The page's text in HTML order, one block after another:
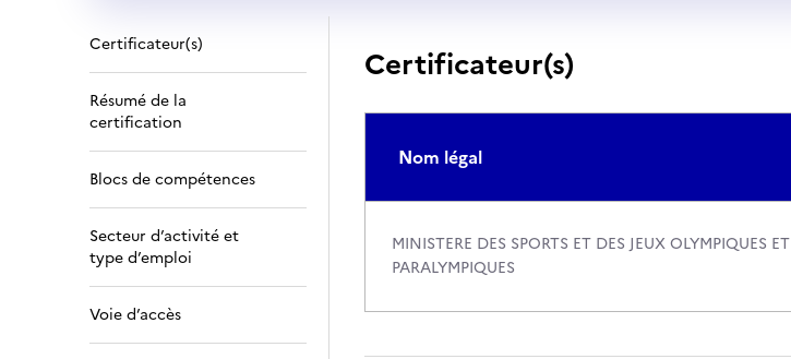
Certificateur(s)
Résumé de la
certification
Blocs de compétences
Secteur d’activité et
type d’emploi
Voie d’accès
Certificateur(s)
Nom légal
MINISTERE DES SPORTS ET DES JEUX OLYMPIQUES ET
PARALYMPIQUES